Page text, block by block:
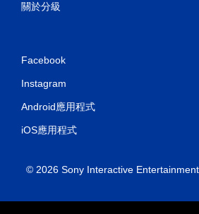
關於分級
Facebook
Instagram
Android應用程式
iOS應用程式
© 2026 Sony Interactive Entertainment